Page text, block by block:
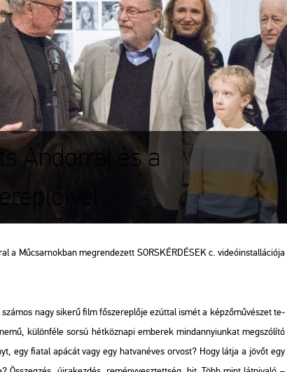
Andorral és a
Mű­csar­nok­ban meg­ren­de­zett SORS­KÉR­DÉ­SEK c. vi­de­ó­ins­tal­lá­ci­ó­ja
nagy si­ke­rű film fő­sze­rep­lő­je ez­út­tal ismét a kép­ző­mű­vé­szet te­
kü­lön­fé­le sorsú hét­köz­na­pi em­be­rek mind­annyi­un­kat meg­szó­lí­tó
egy fi­a­tal apá­cát vagy egy hat­van­éves or­vost? Hogy látja a jövőt egy